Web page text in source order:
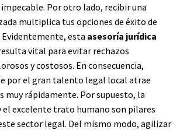
Por otro lado, recibir una
multiplica tus opciones de éxito de
esta asesoría jurídica
vital para evitar rechazos
y costosos. En consecuencia,
por el gran talento legal local atrae
muy rápidamente. Por supuesto, la
el excelente trato humano son pilares
sector legal. Del mismo modo, agilizar